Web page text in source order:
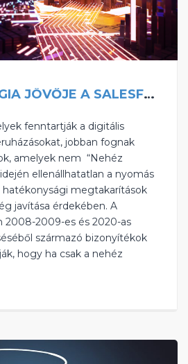
A TECHNOLÓGIA JÖVŐJE A SALESFORCE SZERINT – 2023-AS TRENDEK
fenntartják a digitális
jobban fognak
amelyek nem ‍ “Nehéz
ellenállhatatlan a nyomás
hatékonysági megtakarítások
javítása érdekében. A
2008-2009-es és 2020-as
származó bizonyítékok
hogy ha csak a nehéz